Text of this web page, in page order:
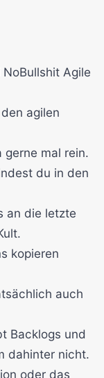
Agile
agilen
mal rein.
du in den
an die letzte
kopieren
auch
Backlogs und
dahinter nicht.
oder das